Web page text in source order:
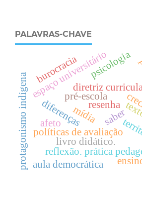
PALAVRAS-CHAVE
resenha
diretriz
políticas de avaliação
espaço universitário
protagonismo indígena saber
mídia
livro didático.
pré-escola
psicologia
reflexão. prática
aula democrática
diferenças
afeto
burocracia